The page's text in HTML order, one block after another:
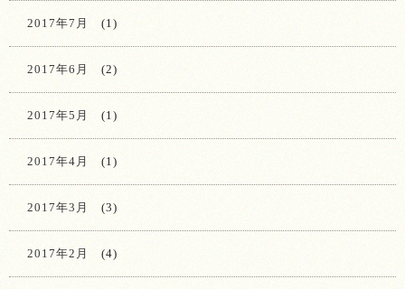
2017年7月 (1)
2017年6月 (2)
2017年5月 (1)
2017年4月 (1)
2017年3月 (3)
2017年2月 (4)